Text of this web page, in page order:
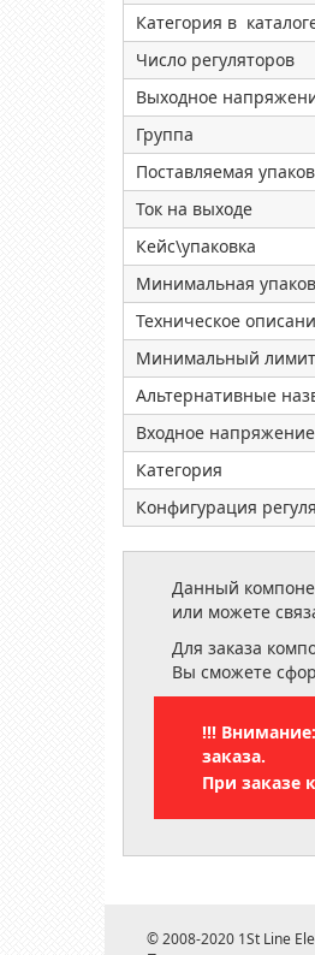
Категория в
Число регуляторов
Выходное
Группа
Поставляемая
Ток на выходе
Кейс\упаковка
Минимальная
Техническое
Минимальный
Альтернативные
Входное напряжение
Категория
Конфигурация
Данный
или можете
Для заказа
Вы сможете
!!!
заказа.
При заказе
© 2008-2020 1St Line